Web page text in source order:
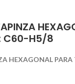
C60-H5/8
HEXAGONAL PARA